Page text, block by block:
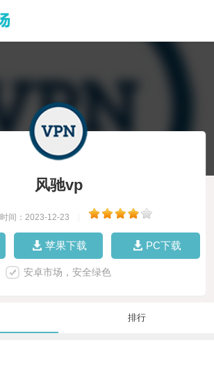
风驰vp
时间：2023-12-23
苹果下载 PC下载
安卓市场，安全绿色
排行